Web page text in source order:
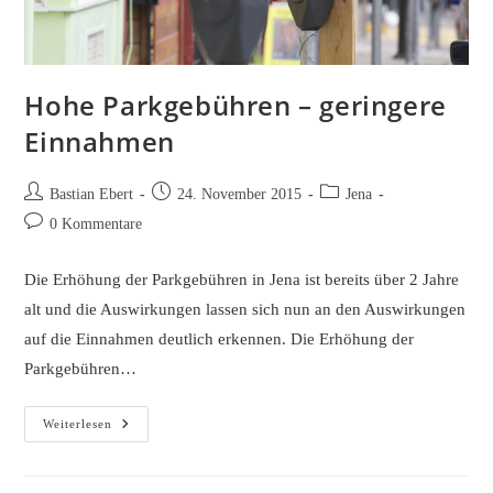
Hohe Parkgebühren – geringere
Einnahmen
Beitrags-
Autor:
Bastian Ebert
Beitrag24. November 2015
Beitrags-
Jena
Beitrags-0 Kommentare
Die Erhöhung der Parkgebühren in Jena ist bereits über 2 Jahre
alt und die Auswirkungen lassen sich nun an den Auswirkungen
auf die Einnahmen deutlich erkennen. Die Erhöhung der
Parkgebühren…
Weiterlesen
Hohe
Parkgebühren